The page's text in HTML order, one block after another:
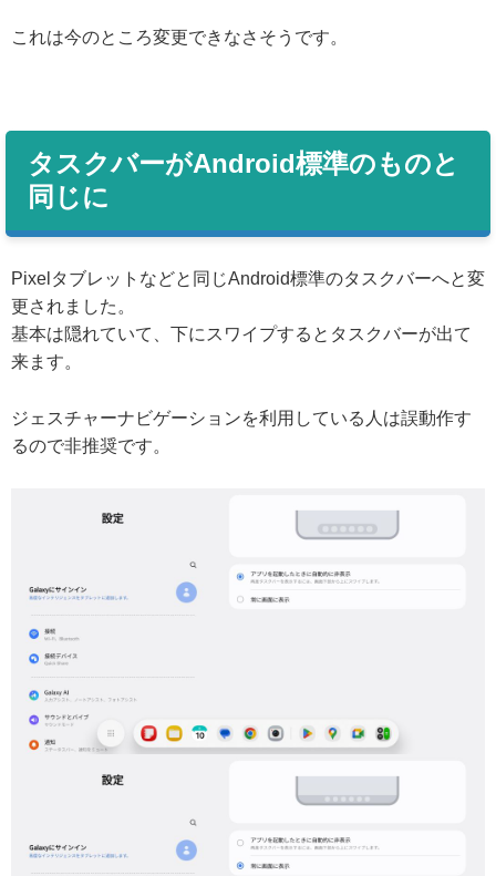
これは今のところ変更できなさそうです。
タスクバーがAndroid標準のものと
同じに
Pixelタブレットなどと同じAndroid標準のタスクバーへと変
更されました。
基本は隠れていて、下にスワイプするとタスクバーが出て
来ます。
ジェスチャーナビゲーションを利用している人は誤動作す
るので非推奨です。